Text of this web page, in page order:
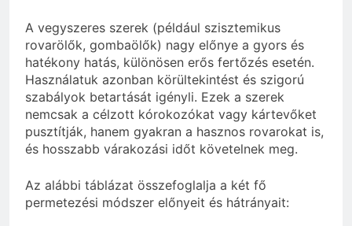
A vegyszeres szerek (például szisztemikus
rovarölők, gombaölők) nagy előnye a gyors és
hatékony hatás, különösen erős fertőzés esetén.
Használatuk azonban körültekintést és szigorú
szabályok betartását igényli. Ezek a szerek
nemcsak a célzott kórokozókat vagy kártevőket
pusztítják, hanem gyakran a hasznos rovarokat is,
és hosszabb várakozási időt követelnek meg.
Az alábbi táblázat összefoglalja a két fő
permetezési módszer előnyeit és hátrányait: